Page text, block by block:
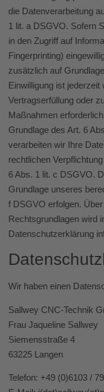
die Datenverarbeitung
1 lit. a DSGVO. Sofern
in den Zugriff auf
Fingerprinting)
zusätzlich auf
Einwilligung ist jederzeit
Vertragserfüllung oder
Maßnahmen
Grundlage des Art. 6
verarbeiten wir Ihre
rechtlichen
6 Abs. 1 lit. c DSGVO.
Grundlage unseres
f DSGVO erfolgen.
Rechtsgrundlagen wird
Datenschutzerklärung
Wir haben einen
Sallwey CNC-Technik
Frau Jaqueline Sallwey
Siemensstraße 4
63225 Langen
Telefon: +49 (0)6103 /